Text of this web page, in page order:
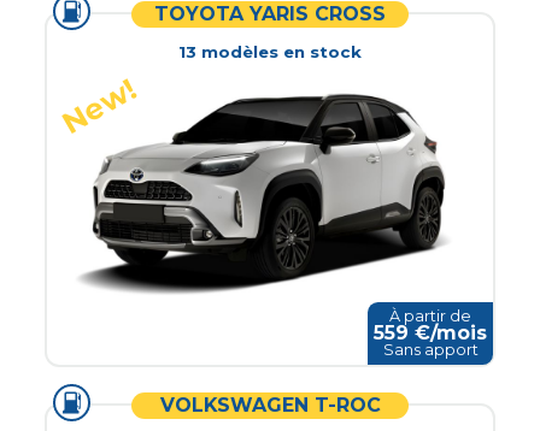
TOYOTA YARIS CROSS
13 modèles en stock
À partir de
559 €/mois
Sans apport
VOLKSWAGEN T-ROC